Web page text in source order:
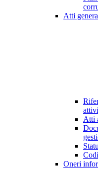
Atti
Atti
Oneri